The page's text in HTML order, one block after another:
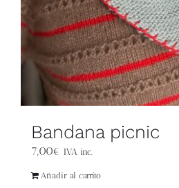
Carrito
Mi cuenta
Bandana picnic
7,00€ IVA inc.
Añadir al carrito